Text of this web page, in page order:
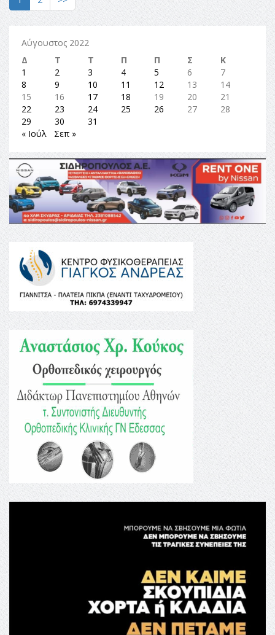
Αύγουστος 2022
Δ
Τ Τ Π Π Σ
Κ
1
2 3 4 5 6
7
8
9 10 11 12 13
14
15
16 17 18 19 20
21
22
23 24 25 26 27
28
29
30
31
« Ιούλ
Σεπ »